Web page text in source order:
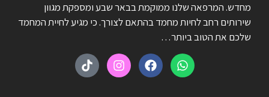
מחדש. המרפאה שלנו ממוקמת בבאר שבע ומספקת מגוון
שירותים רחב לחיות מחמד בהתאם לצורך. כי מגיע לחיית המחמד
שלכם את הטוב ביותר…